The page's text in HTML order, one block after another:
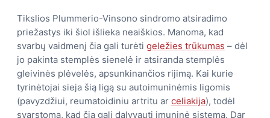
Tikslios Plummerio-Vinsono sindromo atsiradimo
priežastys iki šiol išlieka neaiškios. Manoma, kad
svarbų vaidmenį čia gali turėti geležies trūkumas – dėl
jo pakinta stemplės sienelė ir atsiranda stemplės
gleivinės plėvelės, apsunkinančios rijimą. Kai kurie
tyrinėtojai sieja šią ligą su autoimuninėmis ligomis
(pavyzdžiui, reumatoidiniu artritu ar celiakija), todėl
svarstoma, kad čia gali dalyvauti imuninė sistema. Dar